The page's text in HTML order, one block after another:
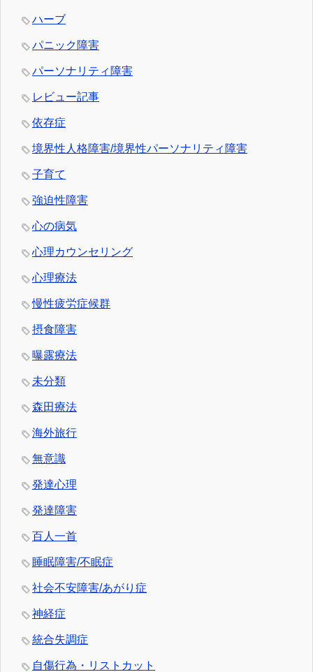
ハーブ
パニック障害
パーソナリティ障害
レビュー記事
依存症
境界性人格障害/境界性パーソナリティ障害
子育て
強迫性障害
心の病気
心理カウンセリング
心理療法
慢性疲労症候群
摂食障害
曝露療法
未分類
森田療法
海外旅行
無意識
発達心理
発達障害
百人一首
睡眠障害/不眠症
社会不安障害/あがり症
神経症
統合失調症
自傷行為・リストカット